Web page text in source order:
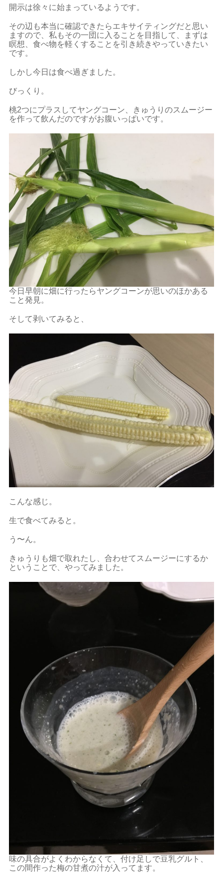
開示は徐々に始まっているようです。
その辺も本当に確認できたらエキサイティングだと思い
ますので、私もその一団に入ることを目指して、まずは
瞑想、食べ物を軽くすることを引き続きやっていきたい
です。
しかし今日は食べ過ぎました。
びっくり。
桃2つにプラスしてヤングコーン、きゅうりのスムージー
を作って飲んだのですがお腹いっぱいです。
今日早朝に畑に行ったらヤングコーンが思いのほかある
こと発見。
そして剥いてみると、
こんな感じ。
生で食べてみると。
う〜ん。
きゅうりも畑で取れたし、合わせてスムージーにするか
ということで、やってみました。
味の具合がよくわからなくて、付け足しで豆乳グルト、
この間作った梅の甘煮の汁が入ってます。